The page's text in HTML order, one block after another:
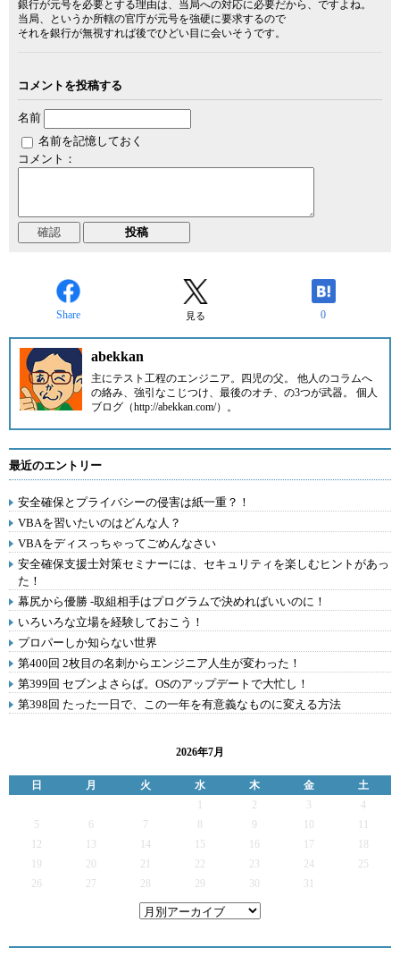
銀行が元号を必要とする理由は、当局への対応に必要だから、ですよね。
当局、というか所轄の官庁が元号を強硬に要求するので
それを銀行が無視すれば後でひどい目に会いそうです。
コメントを投稿する
名前
名前を記憶しておく
コメント：
Share 見る 0
abekkan
主にテスト工程のエンジニア。四児の父。 他人のコラムへ
の絡み、強引なこじつけ、最後のオチ、の3つが武器。 個人
ブログ（http://abekkan.com/）。
最近のエントリー
安全確保とプライバシーの侵害は紙一重？！
VBAを習いたいのはどんな人？
VBAをディスっちゃってごめんなさい
安全確保支援士対策セミナーには、セキュリティを楽しむヒントがあっ
た！
幕尻から優勝 -取組相手はプログラムで決めればいいのに！
いろいろな立場を経験しておこう！
プロパーしか知らない世界
第400回 2枚目の名刺からエンジニア人生が変わった！
第399回 セブンよさらば。OSのアップデートで大忙し！
第398回 たった一日で、この一年を有意義なものに変える方法
2026年7月
日 月 火 水 木 金
土
2 3
4
5
6 7 9
12
13 14 15 16 17
19
20 21 22 23 24
25
26
27 28 29 30 31